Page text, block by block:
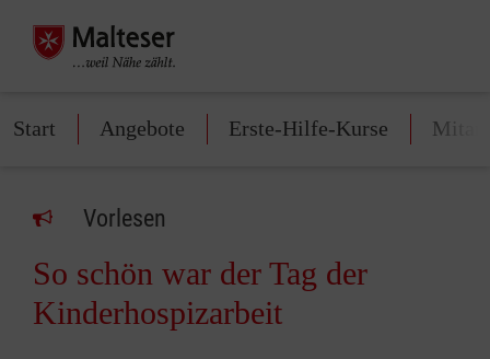
Start Angebote Erste-Hilfe-Kurse
Vorlesen
So schön war der Tag der
Kinderhospizarbeit